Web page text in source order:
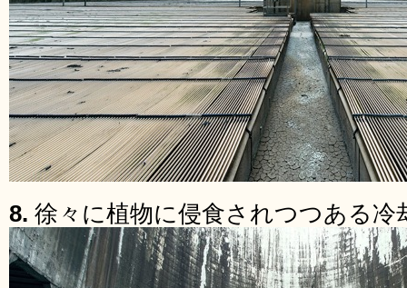
8. 徐々に植物に侵食されつつある冷